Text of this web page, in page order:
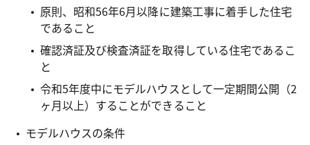
原則、昭和56年6月以降に建築工事に着手した住宅
であること
確認済証及び検査済証を取得している住宅であるこ
と
令和5年度中にモデルハウスとして一定期間公開（2
ヶ月以上）することができること
モデルハウスの条件